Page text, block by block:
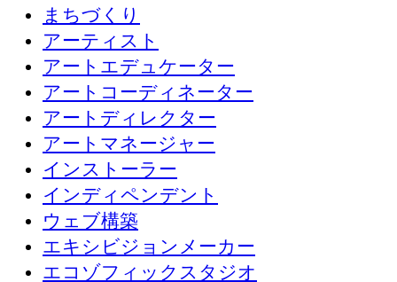
まちづくり
アーティスト
アートエデュケーター
アートコーディネーター
アートディレクター
アートマネージャー
インストーラー
インディペンデント
ウェブ構築
エキシビジョンメーカー
エコゾフィックスタジオ